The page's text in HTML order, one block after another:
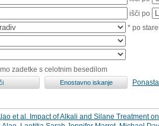
išči po
* po
zadetke s celotnim besedilom
et al. Impact of Alkali and Silane Treatment